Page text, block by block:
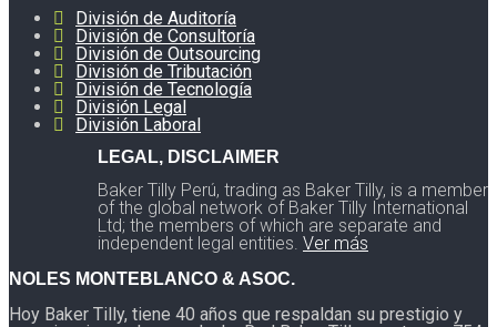
División de Auditoría
División de Consultoría
División de Outsourcing
División de Tributación
División de Tecnología
División Legal
División Laboral
LEGAL, DISCLAIMER
Baker Tilly Perú, trading as Baker Tilly, is a member
of the global network of Baker Tilly International
Ltd; the members of which are separate and
independent legal entities. Ver más
NOLES MONTEBLANCO & ASOC.
Hoy Baker Tilly, tiene 40 años que respaldan su prestigio y